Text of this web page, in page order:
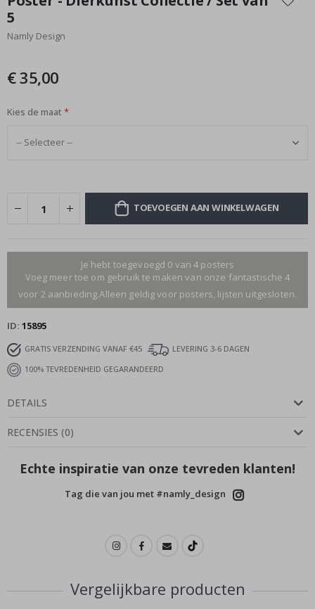
het
begin
van
gallerij
5
Namly Design
€ 35,00
Kies de maat
TOEVOEGEN AAN WINKELWAGEN
Je hebt toegevoegd 0 van 4 posters
Voeg meer toe om gebruik te maken van onze fantastische 4
voor 2 aanbieding.Alleen geldig voor posters, lijsten uitgesloten.
ID 15895
GRATIS VERZENDING VANAF €45
LEVERING 3-6 DAGEN
100% TEVREDENHEID GEGARANDEERD
DETAILS
RECENSIES (0)
Echte inspiratie van onze tevreden klanten!
Tag die van jou met #namly_design
Vergelijkbare producten